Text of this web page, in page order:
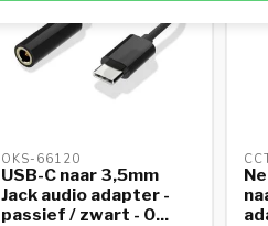
OKS-66120
USB-C naar 3,5mm
Jack audio adapter -
passief / zwart - 0...